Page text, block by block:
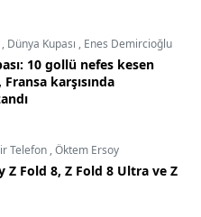
, Dünya Kupası , Enes Demircioğlu
10 gollü nefes kesen
karşısında
Telefon ,Öktem Ersoy
Z Fold 8, Z Fold 8 Ultra ve Z